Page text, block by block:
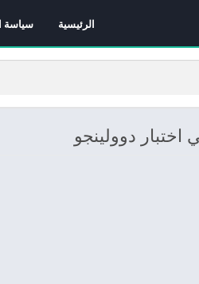
الرئيسية سياسة
دوولينجو